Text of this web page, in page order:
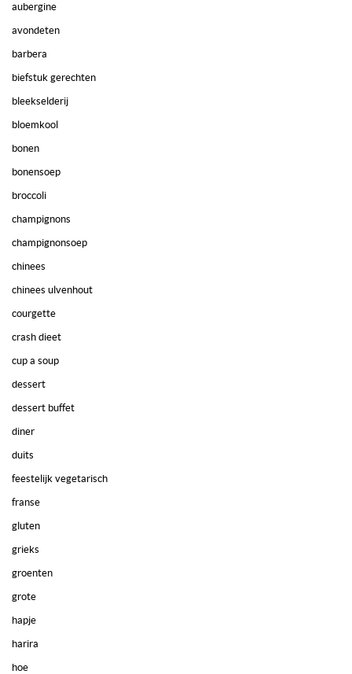
aubergine
avondeten
barbera
biefstuk gerechten
bleekselderij
bloemkool
bonen
bonensoep
broccoli
champignons
champignonsoep
chinees
chinees ulvenhout
courgette
crash dieet
cup a soup
dessert
dessert buffet
diner
duits
feestelijk vegetarisch
franse
gluten
grieks
groenten
grote
hapje
harira
hoe